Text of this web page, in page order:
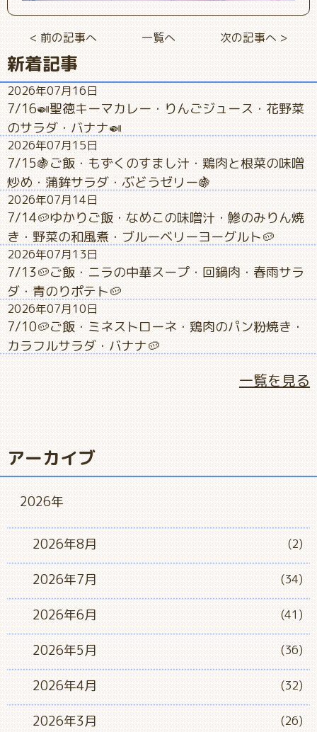
新着記事
2026年07月16日
7/16🍛聖徳キーマカレー・りんごジュース・花野菜
のサラダ・バナナ🍛
2026年07月15日
7/15🍇ご飯・もずくのすまし汁・鶏肉と根菜の味噌
炒め・蒲鉾サラダ・ぶどうゼリー🍇
2026年07月14日
7/14🥔ゆかりご飯・なめこの味噌汁・鯵のみりん焼
き・野菜の和風煮・ブルーベリーヨーグルト🥔
2026年07月13日
7/13🥔ご飯・ニラの中華スープ・回鍋肉・春雨サラ
ダ・青のりポテト🥔
2026年07月10日
7/10🥔ご飯・ミネストローネ・鶏肉のパン粉焼き・
カラフルサラダ・バナナ🥔
一覧を見る
アーカイブ
2026年
2026年8月 (2)
2026年7月 (34)
2026年6月 (41)
2026年5月 (36)
2026年4月 (32)
2026年3月 (26)
< 前の記事へ 一覧へ 次の記事へ >